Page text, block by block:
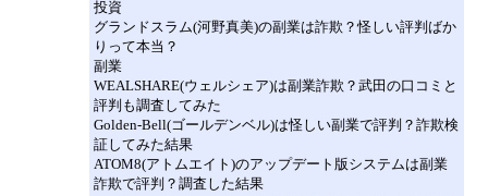
投資
グランドスラム(河野真美)の副業は詐欺？怪しい評判ばか
りって本当？
副業
WEALSHARE(ウェルシェア)は副業詐欺？武田の口コミと
評判も調査してみた
Golden-Bell(ゴールデンベル)は怪しい副業で評判？詐欺検
証してみた結果
ATOM8(アトムエイト)のアップデート版システムは副業
詐欺で評判？調査した結果